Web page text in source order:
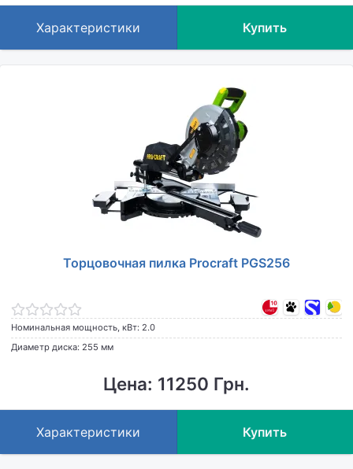
Характеристики Купить
Торцовочная пилка Procraft PGS256
Номинальная мощность, кВт: 2.0
Диаметр диска: 255 мм
Цена: 11250 Грн.
Характеристики Купить